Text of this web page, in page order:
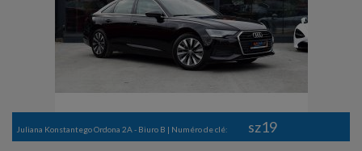
Juliana Konstantego Ordona 2A - Biuro B | Numéro de clé: sz19